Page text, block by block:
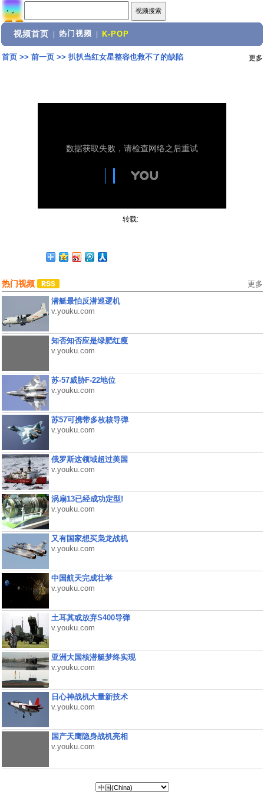
视频首页 热门视频 K-POP
首页>> 前一页>> 扒扒当红女星整容也救不了的缺陷 更多
转载:
热门视频 更多
潜艇最怕反潜巡逻机
v.youku.com
知否知否应是绿肥红瘦
v.youku.com
苏-57威胁F-22地位
v.youku.com
苏57可携带多枚核导弹
v.youku.com
俄罗斯这领域超过美国
v.youku.com
涡扇13已经成功定型!
v.youku.com
又有国家想买枭龙战机
v.youku.com
中国航天完成壮举
v.youku.com
土耳其或放弃S400导弹
v.youku.com
亚洲大国核潜艇梦终实现
v.youku.com
日心神战机大量新技术
v.youku.com
国产天鹰隐身战机亮相
v.youku.com